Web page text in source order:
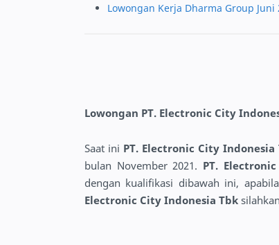
Lowongan Kerja Dharma Group Juni
Lowongan PT. Electronic City
Saat ini PT. Electronic City Indonesia
bulan November 2021. PT.
dengan kualifikasi dibawah ini,
Electronic City Indonesia Tbk